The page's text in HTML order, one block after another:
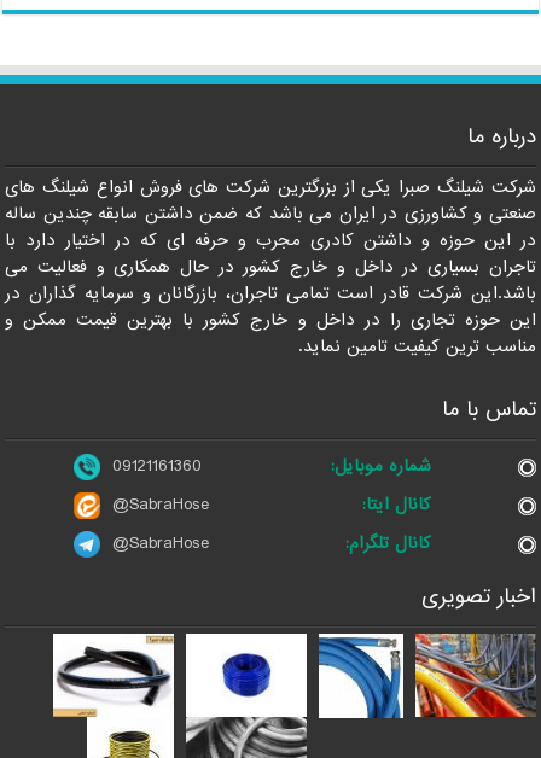
درباره ما
شرکت شیلنگ صبرا یکی از بزرگترین شرکت های فروش انواع شیلنگ های
صنعتی و کشاورزی در ایران می باشد که ضمن داشتن سابقه چندین ساله
در این حوزه و داشتن کادری مجرب و حرفه ای که در اختیار دارد با
تاجران بسیاری در داخل و خارج کشور در حال همکاری و فعالیت می
باشد.این شرکت قادر است تمامی تاجران، بازرگانان و سرمایه گذاران در
این حوزه تجاری را در داخل و خارج کشور با بهترین قیمت ممکن و
مناسب ترین کیفیت تامین نماید.
تماس با ما
شماره موبایل:
09121161360
کانال ایتا:
@SabraHose
کانال تلگرام:
@SabraHose
اخبار تصویری
09121161360